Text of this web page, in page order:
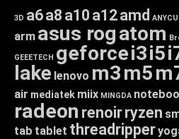
3D a6a8 a10 a12amd
arm asus rogatom
GEEETECH geforcei3i5
lake lenovo m3m5
air mediatek miix MINGDA
radeon renoirryzen
tab tablet threadripper